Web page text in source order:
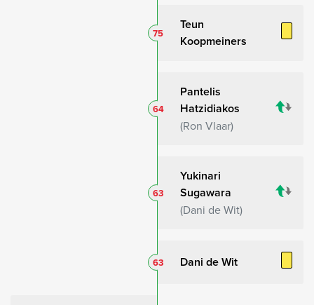
Teun
Koopmeiners
75
Pantelis
Hatzidiakos
Ron Vlaar
64
Yukinari
Sugawara
Dani de Wit
63
Dani de Wit
63